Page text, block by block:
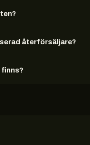
återförsäljare?